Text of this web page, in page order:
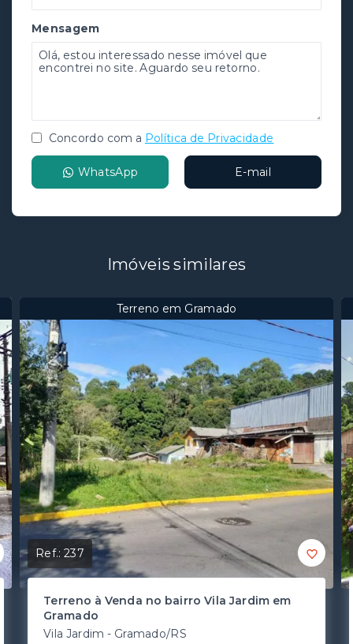
Mensagem
Concordo com a Política de Privacidade
WhatsApp E-mail
Imóveis similares
Terreno em Gramado
Ref.:237
Terreno à Venda no bairro Vila Jardim em
Gramado
Vila Jardim - Gramado/RS